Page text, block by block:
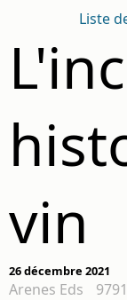
Liste
vin
26 décembre 2021
Arenes Eds